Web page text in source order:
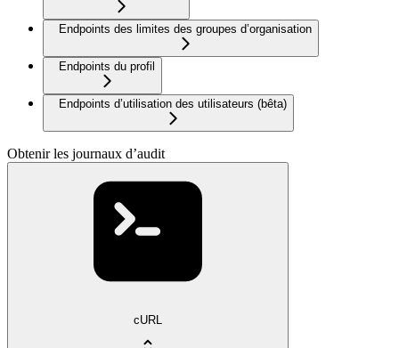
Endpoints des limites des groupes d’organisation
Endpoints du profil
Endpoints d’utilisation des utilisateurs (bêta)
Obtenir les journaux d’audit
cURL